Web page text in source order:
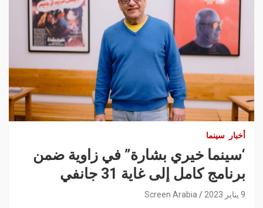
أخبار سينما
‘سينما خيري بشارة” في زاوية ضمن
برنامج كامل إلى غاية 31 جانفي
9 يناير 2023 Screen Arabia